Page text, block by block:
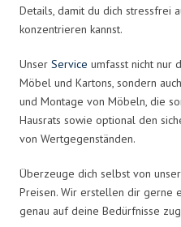
Details, damit du dich stressfrei
konzentrieren kannst.
Unser Service umfasst nicht nur
Möbel und Kartons, sondern
und Montage von Möbeln, die
Hausrats sowie optional den
von Wertgegenständen.
Überzeuge dich selbst von
Preisen. Wir erstellen dir gerne
genau auf deine Bedürfnisse